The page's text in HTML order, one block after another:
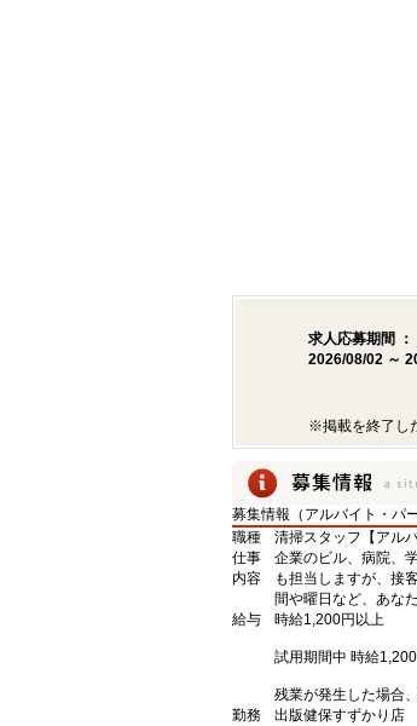
求人応募期間 ：
2026/08/02 ～
※掲載を終了し
募集情報（アルバイト・パー
職種
清掃スタッフ【アル
仕事
内容
企業のビル、病院、
も担当しますが、接
間や曜日など、あな
給与
時給1,200円以上
試用期間中 時給
残業が発生した場合
勤務
出版健保すずかり店